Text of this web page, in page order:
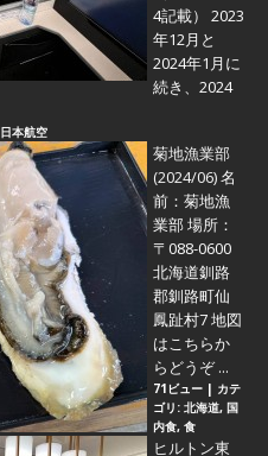
4記載） 2023
年12月と
2024年1月に
続き、2024
日本航空
菊地漁業部
(2024/06)名
前：菊地漁
業部 場所：
〒088-0600
北海道釧路
郡釧路町仙
鳳趾村7 地図
はこちらか
らどうぞ ...
71ビュー | カテ
ゴリ: 北海道, 国
内食, 食
ヒルトン東